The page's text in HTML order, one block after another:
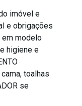
imóvel e
e obrigações
em modelo
higiene e
toalhas
se